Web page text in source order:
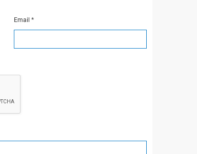
Email *